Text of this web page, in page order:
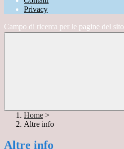
Privacy
Campo di ricerca per le pagine del sito
Home >
Altre info
Altre info